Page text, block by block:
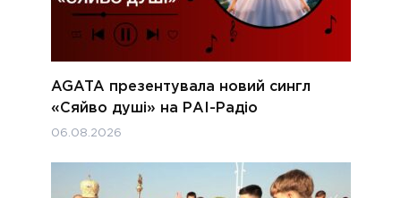
AGATA презентувала новий сингл
«Сяйво душі» на РАІ-Радіо
06.08.2026